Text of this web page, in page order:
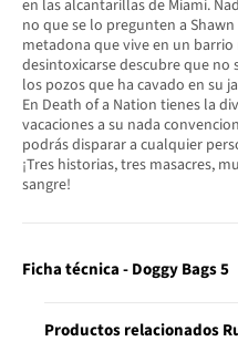
en las alcantarillas de Miami.
no que se lo pregunten a
metadona que vive en un barrio
desintoxicarse descubre que
los pozos que ha cavado en su
En Death of a Nation tienes la
vacaciones a su nada
podrás disparar a cualquier
¡Tres historias, tres masacres,
sangre!
Ficha técnica - Doggy Bags 5
Productos relacionados